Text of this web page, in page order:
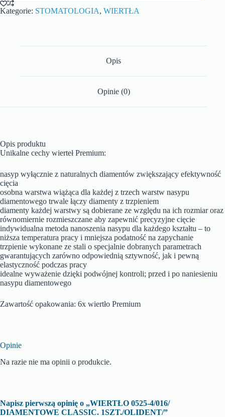
Kategorie: STOMATOLOGIA, WIERTŁA
Opis
Opinie (0)
Opis produktu
Unikalne cechy wierteł Premium:
nasyp wyłącznie z naturalnych diamentów zwiększający efektywność
cięcia
osobna warstwa wiążąca dla każdej z trzech warstw nasypu
diamentowego trwale łączy diamenty z trzpieniem
diamenty każdej warstwy są dobierane ze względu na ich rozmiar oraz
równomiernie rozmieszczane aby zapewnić precyzyjne cięcie
indywidualna metoda nanoszenia nasypu dla każdego kształtu – to
niższa temperatura pracy i mniejsza podatność na zapychanie
trzpienie wykonane ze stali o specjalnie dobranych parametrach
gwarantujących zarówno odpowiednią sztywność, jak i pewną
elastyczność podczas pracy
idealne wyważenie dzięki podwójnej kontroli; przed i po naniesieniu
nasypu diamentowego
Zawartość opakowania: 6x wiertło Premium
Opinie
Na razie nie ma opinii o produkcie.
Napisz pierwszą opinię o „WIERTŁO 0525-4/016/
DIAMENTOWE CLASSIC. 1SZT./OLIDENT/”